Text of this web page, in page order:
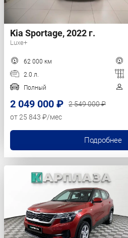
Kia Sportage, 2022 г.
Luxe+
62 000 км
2.0 л.
Полный
2 049 000 ₽
2 549 000 ₽
от 25 843 ₽/мес
Подробнее